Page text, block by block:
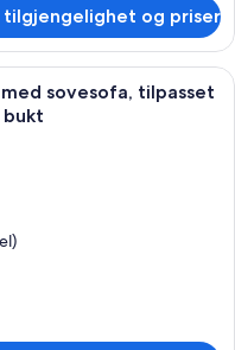
tilgjengelighet og priser
Frette-laken, sengetøy av
sovesofa, tilpasset